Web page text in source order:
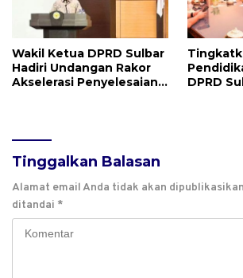
Wakil Ketua DPRD Sulbar
Hadiri Undangan Rakor
Akselerasi Penyelesaian
DPRD
Tinggalkan Balasan
Alamat email Anda tidak akan
ditandai *